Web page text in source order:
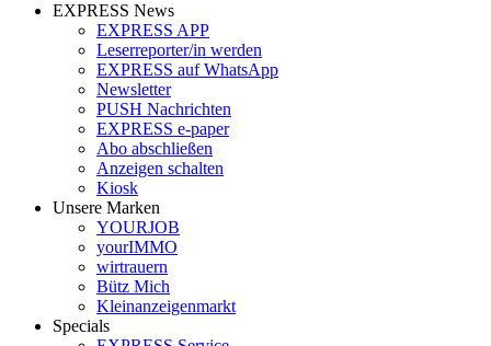
EXPRESS News
EXPRESS APP
Leserreporter/in werden
EXPRESS auf WhatsApp
Newsletter
PUSH Nachrichten
EXPRESS e-paper
Abo abschließen
Anzeigen schalten
Kiosk
Unsere Marken
YOURJOB
yourIMMO
wirtrauern
Bütz Mich
Kleinanzeigenmarkt
Specials